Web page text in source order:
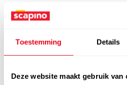
Toestemming Details
Deze website maakt gebruik van